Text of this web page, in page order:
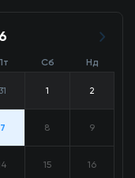
Сб Нд
31 1 2
7 8 9
15 16